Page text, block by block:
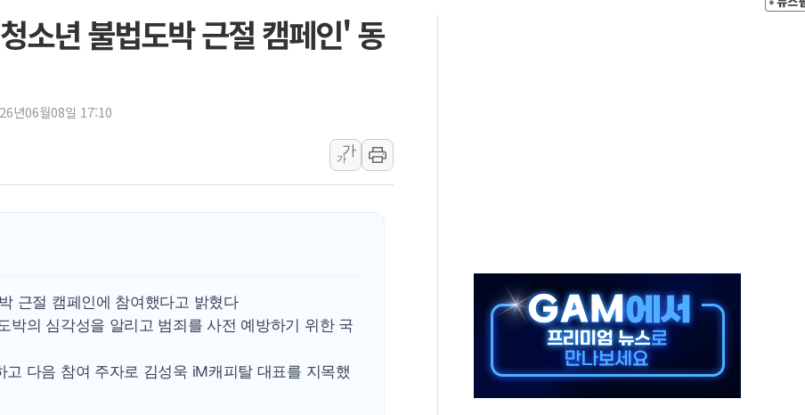
[컨콜] 롯데케미칼 "대산·여수 사업재편 완료시 재무구조 개선 기대"
SK증권, 비대면 고객 대상 '수수료 평생 우대' 이벤트 진행
중수청 임용설명회에 검사 110명 등 1100명 참석...인사·처우 관심
[컨콜] 롯데케미칼, "하반기 기초화학 가격 강세 완화"
목동8단지 현설에 대우·DL·GS·현산 참여…'공사비 인상 차단' 조건
호남반도체 산단 하루 65만톤 용수 필요…절반은 하수처리수로 공급한다
[일본 증시] 닛케이, 레이저텍·SBG 실적 우려에 이틀째 하락...토픽스는 상승
[인사] 외교부
롯데케미칼, 2분기 영업익 1101억 '흑자전환'
소년 불법도박 근절 캠페인' 동
년06월08일 17:10
가
가
근절 캠페인에 참여했다고 밝혔다
박의 심각성을 알리고 범죄를 사전 예방하기 위한 국
다음 참여 주자로 김성욱 iM캐피탈 대표를 지목했